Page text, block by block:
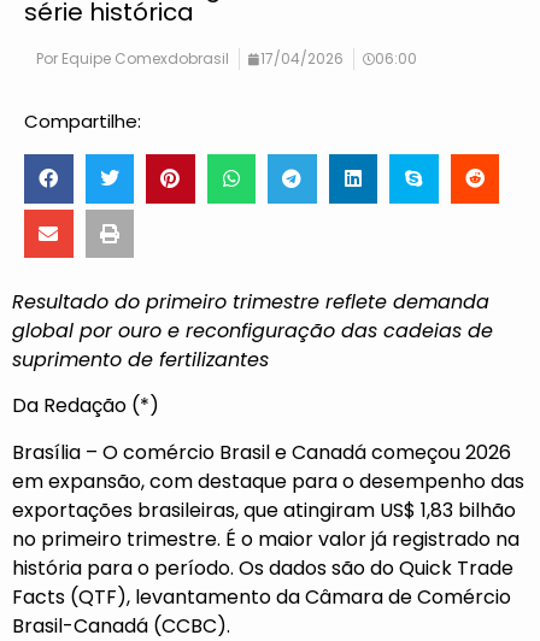
série histórica
Por Equipe Comexdobrasil 17/04/2026 06:00
Compartilhe:
Resultado do primeiro trimestre reflete demanda
global por ouro e reconfiguração das cadeias de
suprimento de fertilizantes
Da Redação (*)
Brasília – O comércio Brasil e Canadá começou 2026
em expansão, com destaque para o desempenho das
exportações brasileiras, que atingiram US$ 1,83 bilhão
no primeiro trimestre. É o maior valor já registrado na
história para o período. Os dados são do Quick Trade
Facts (QTF), levantamento da Câmara de Comércio
Brasil-Canadá (CCBC).